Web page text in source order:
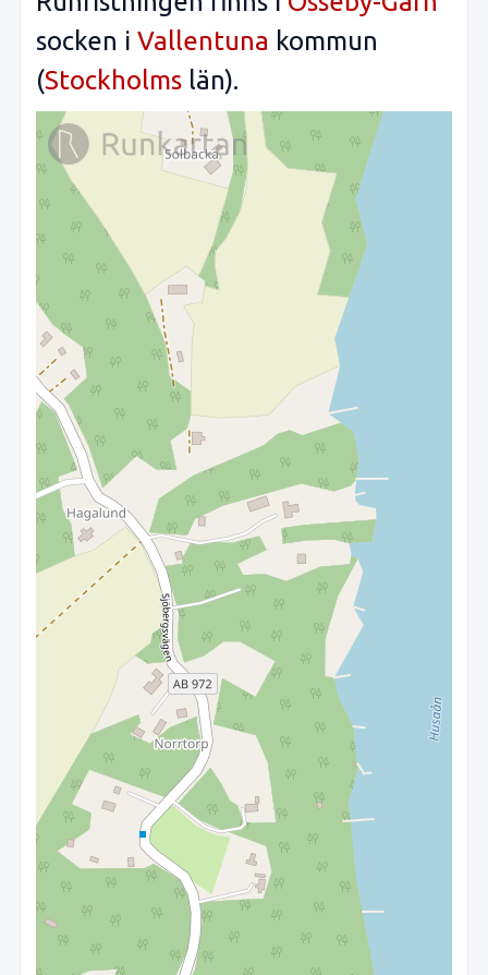
socken i Vallentuna kommun
(Stockholms län).